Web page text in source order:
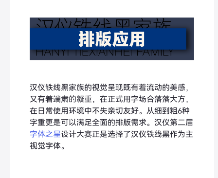
汉仪铁线黑家族的视觉呈现既有着流动的美感，
又有着端肃的凝重，在正式用字场合落落大方，
在日常使用环境中不失亲切友好。从细到粗6种
字重更是可以满足全面的排版需求。汉仪第二届
字体之星设计大赛正是选择了汉仪铁线黑作为主
视觉字体。